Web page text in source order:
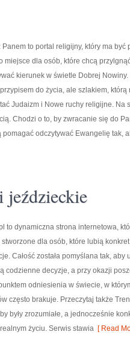
Panem to portal religijny, który ma
miejsce dla osób, które chcą
kierunek w świetle Dobrej
do życia, ale szlakiem,
Judaizm i Nowe ruchy religijne. Na
Chodzi o to, by zwracanie się do
odczytywać Ewangelię tak,
jeździeckie
to dynamiczna strona internetowa,
dla osób, które lubią
Całość została pomyślana tak,
codzienne decyzje, a przy okazji
odniesienia w świecie, w
często brakuje. Przeczytaj także
były zrozumiałe, a jednocześnie
życiu. Serwis stawia [ Read